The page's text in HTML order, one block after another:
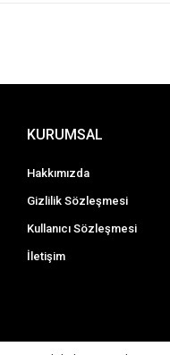
KURUMSAL
Hakkımızda
Gizlilik Sözleşmesi
Kullanıcı Sözleşmesi
İletişim